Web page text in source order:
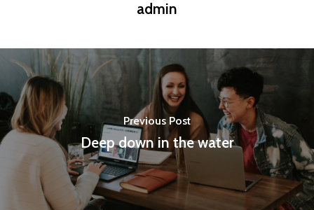
admin
Previous Post
Deep down in the water